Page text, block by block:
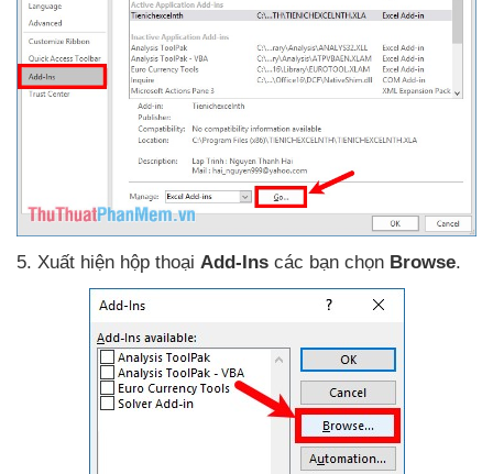
5. Xuất hiện hộp thoại Add-Ins các bạn chọn Browse.